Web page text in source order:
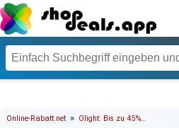
Online-Rabatt.net » Olight: Bis zu 45%…